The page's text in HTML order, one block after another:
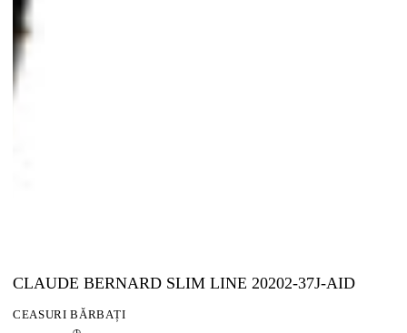
CLAUDE BERNARD SLIM LINE 20202-37J-AID
CEASURI BĂRBAȚI